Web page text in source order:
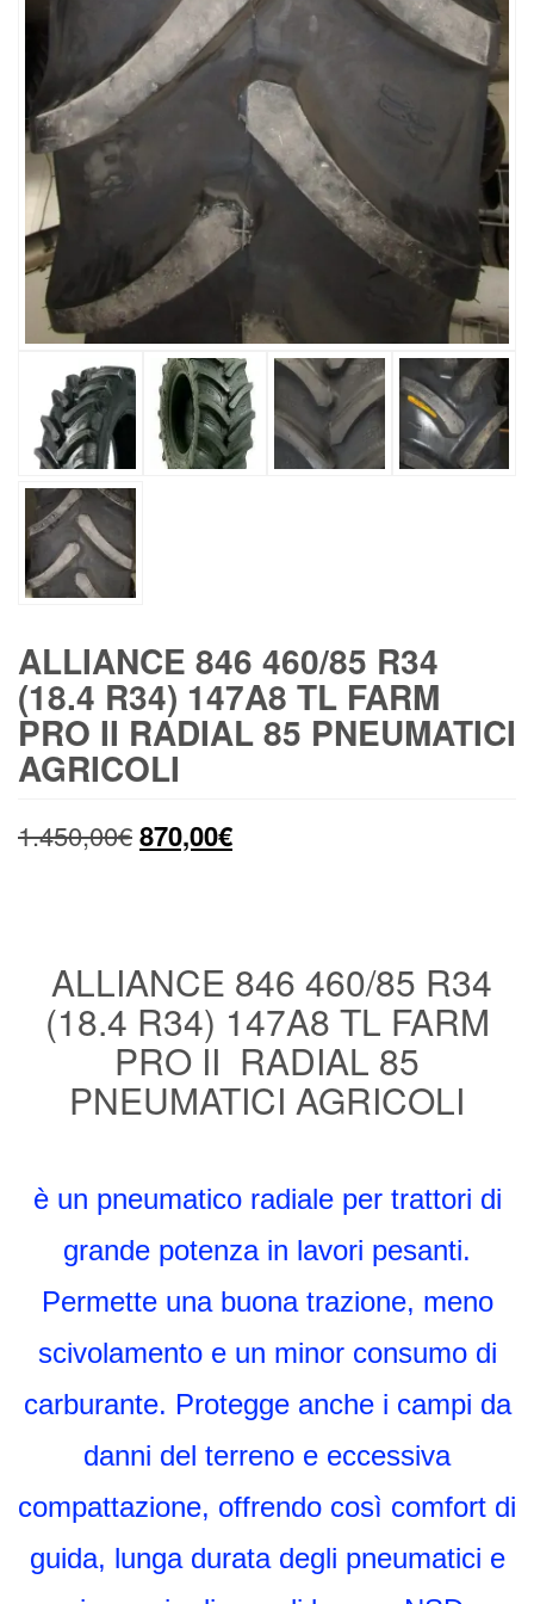
ALLIANCE 846 460/85 R34
(18.4 R34) 147A8 TL FARM
PRO II RADIAL 85 PNEUMATICI
AGRICOLI
1.450,00€Il
era:
1.450,00€.
870,00€Il
è:
870,00€.
ALLIANCE 846 460/85 R34
(18.4 R34) 147A8 TL FARM
PRO II RADIAL 85
PNEUMATICI AGRICOLI
è un pneumatico radiale per trattori di
grande potenza in lavori pesanti.
Permette una buona trazione, meno
scivolamento e un minor consumo di
carburante. Protegge anche i campi da
danni del terreno e eccessiva
compattazione, offrendo così comfort di
guida, lunga durata degli pneumatici e